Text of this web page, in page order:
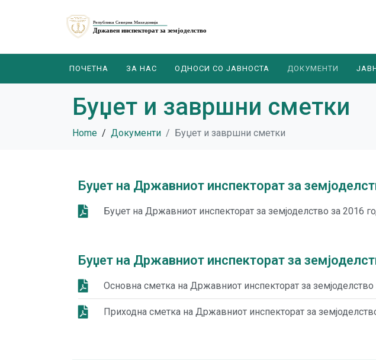
ПОЧЕТНА ЗА НАС ОДНОСИ СО ЈАВНОСТА ДОКУМЕНТИ
Буџет и завршни сметки
Home Документи Буџет и завршни сметки
Буџет на Државниот инспекторат за
Буџет на Државниот инспекторат за земјоделство за 2016
Буџет на Државниот инспекторат за
Основна сметка на Државниот инспекторат за земјоделство
Приходна сметка на Државниот инспекторат за